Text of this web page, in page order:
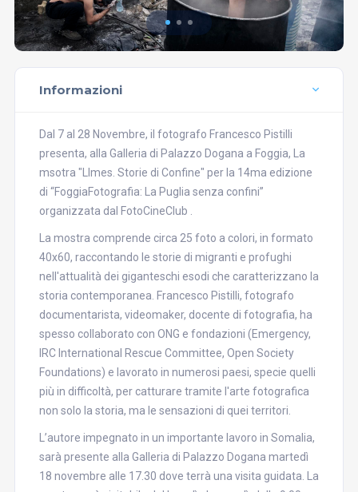
Informazioni
Dal 7 al 28 Novembre, il fotografo Francesco Pistilli
presenta, alla Galleria di Palazzo Dogana a Foggia, La
msotra "LImes. Storie di Confine" per la 14ma edizione
di “FoggiaFotografia: La Puglia senza confini”
organizzata dal FotoCineClub .
La mostra comprende circa 25 foto a colori, in formato
40x60, raccontando le storie di migranti e profughi
nell'attualità dei giganteschi esodi che caratterizzano la
storia contemporanea. Francesco Pistilli, fotografo
documentarista, videomaker, docente di fotografia, ha
spesso collaborato con ONG e fondazioni (Emergency,
IRC International Rescue Committee, Open Society
Foundations) e lavorato in numerosi paesi, specie quelli
più in difficoltà, per catturare tramite l'arte fotografica
non solo la storia, ma le sensazioni di quei territori.
L’autore impegnato in un importante lavoro in Somalia,
sarà presente alla Galleria di Palazzo Dogana martedì
18 novembre alle 17.30 dove terrà una visita guidata. La